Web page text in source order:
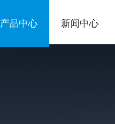
产品中心 新闻中心